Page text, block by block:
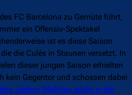
FC Barcelona zu Gemüte führt,
ein Offensiv-Spektakel
ist es diese Saison
die Culés in Staunen versetzt. In
dieser jungen Saison erhielten
kein Gegentor und schossen dabei
Jérémy Mathieu sticht in der